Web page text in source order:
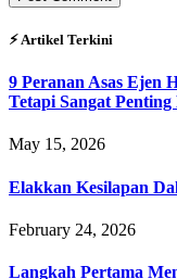
⚡︎ Artikel Terkini
9 Peranan Asas Ejen
Tetapi Sangat
May 15, 2026
Elakkan Kesilapan
February 24, 2026
Langkah Pertama